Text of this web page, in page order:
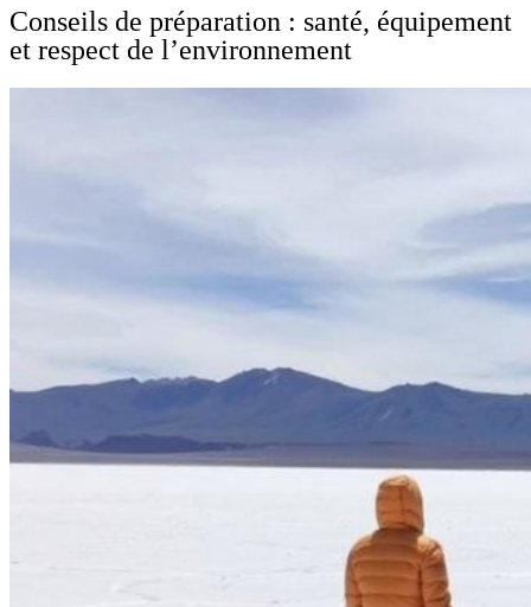
Conseils de préparation : santé, équipement
et respect de l’environnement